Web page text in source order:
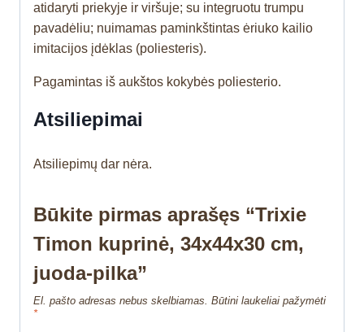
atidaryti priekyje ir viršuje; su integruotu trumpu
pavadėliu; nuimamas paminkštintas ėriuko kailio
imitacijos įdėklas (poliesteris).
Pagamintas iš aukštos kokybės poliesterio.
Atsiliepimai
Atsiliepimų dar nėra.
Būkite pirmas aprašęs “Trixie
Timon kuprinė, 34x44x30 cm,
juoda-pilka”
El. pašto adresas nebus skelbiamas. Būtini laukeliai pažymėti
*